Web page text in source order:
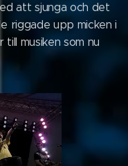
att sjunga och det
riggade upp micken i
musiken som nu